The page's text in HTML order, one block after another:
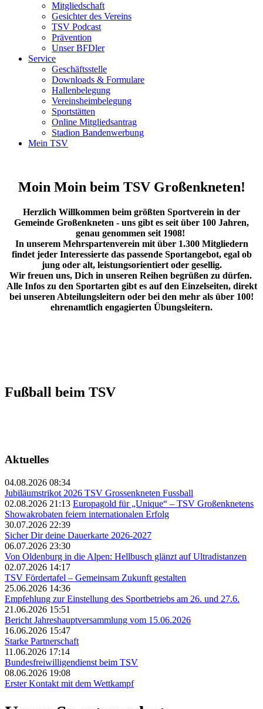
Mitgliedschaft
Gesichter des Vereins
TSV Podcast
Prävention
Unser BFDler
Service
Geschäftsstelle
Downloads & Formulare
Hallenbelegung
Vereinsheimbelegung
Sportstätten
Online Mitgliedsantrag
Stadion Bandenwerbung
Mein TSV
Moin Moin beim TSV Großenkneten!
Herzlich Willkommen beim größten Sportverein in der
Gemeinde Großenkneten - uns gibt es seit über 100 Jahren,
genau genommen seit 1908!
In unserem Mehrspartenverein mit über 1.300 Mitgliedern
findet jeder Interessierte das passende Sportangebot, egal ob
jung oder alt, leistungsorientiert oder gesellig.
Wir freuen uns, Dich in unseren Reihen begrüßen zu dürfen.
Alle Infos zu den Sportarten gibt es auf den Einzelseiten, direkt
bei unseren Abteilungsleitern oder bei den mehr als über 100!
ehrenamtlich engagierten Übungsleitern.
Fußball beim TSV
Aktuelles
04.08.2026 08:34
Jubiläumstrikot 2026 TSV Grossenkneten Fussball
02.08.2026 21:13 Europagold für „Unique“ – TSV Großenknetens
Showakrobaten feiern internationalen Erfolg
30.07.2026 22:39
Sicher Dir deine Dauerkarte 2026-2027
06.07.2026 23:30
Von Oldenburg in die Alpen: Hellbusch glänzt auf Ultradistanzen
02.07.2026 14:17
TSV Fördertafel – Gemeinsam Zukunft gestalten
25.06.2026 14:36
Empfehlung zur Einstellung des Sportbetriebs am 26. und 27.6.
21.06.2026 15:51
Bericht Jahreshauptversammlung vom 15.06.2026
16.06.2026 15:47
Starke Partnerschaft
11.06.2026 17:14
Bundesfreiwilligendienst beim TSV
08.06.2026 19:08
Erster Kontakt mit dem Wettkampf